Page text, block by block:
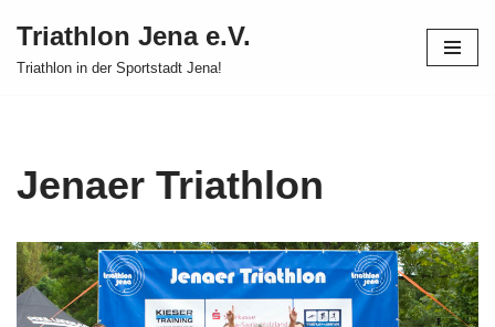
Zum
Triathlon Jena e.V.
Triathlon in der Sportstadt Jena!
Jenaer Triathlon